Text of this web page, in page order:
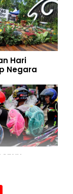
Hari
Negara